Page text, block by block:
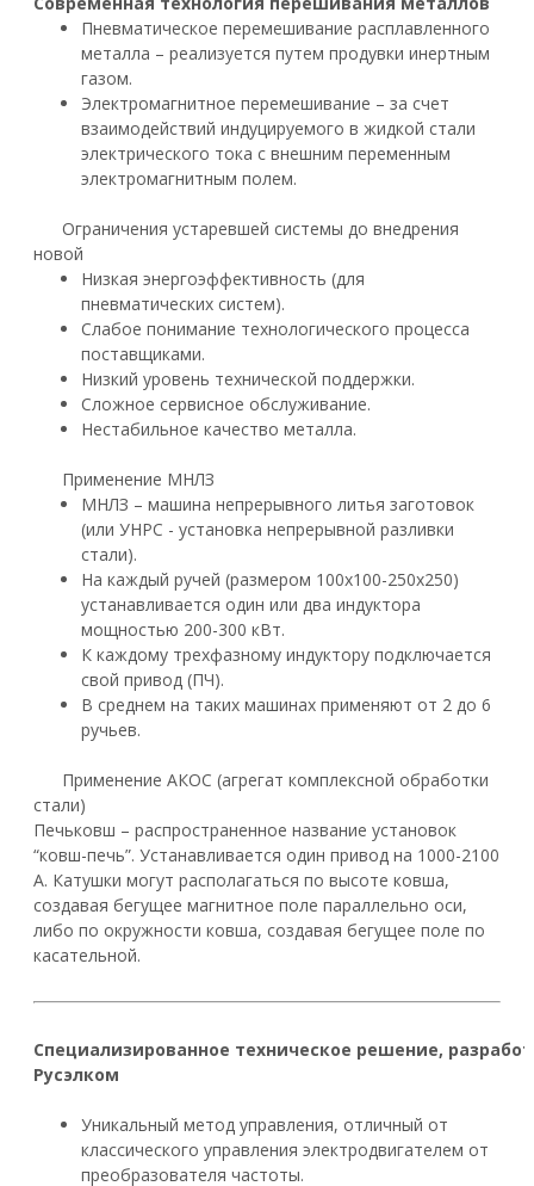
Пневматическое перемешивание расплавленного
металла – реализуется путем продувки инертным
газом.
Электромагнитное перемешивание – за счет
взаимодействий индуцируемого в жидкой стали
электрического тока с внешним переменным
электромагнитным полем.
Ограничения устаревшей системы до внедрения
новой
Низкая энергоэффективность (для
пневматических систем).
Слабое понимание технологического процесса
поставщиками.
Низкий уровень технической поддержки.
Сложное сервисное обслуживание.
Нестабильное качество металла.
Применение МНЛЗ
МНЛЗ – машина непрерывного литья заготовок
(или УНРС - установка непрерывной разливки
стали).
На каждый ручей (размером 100х100-250х250)
устанавливается один или два индуктора
мощностью 200-300 кВт.
К каждому трехфазному индуктору подключается
свой привод (ПЧ).
В среднем на таких машинах применяют от 2 до 6
ручьев.
Применение АКОС (агрегат комплексной обработки
стали)
Печьковш – распространенное название установок
“ковш-печь”. Устанавливается один привод на 1000-2100
А. Катушки могут располагаться по высоте ковша,
создавая бегущее магнитное поле параллельно оси,
либо по окружности ковша, создавая бегущее поле по
касательной.
Специализированное техническое решение,
Русэлком
Уникальный метод управления, отличный от
классического управления электродвигателем от
преобразователя частоты.